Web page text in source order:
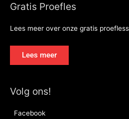
Gratis Proefles
Lees meer over onze gratis
Lees meer
Volg ons!
Facebook